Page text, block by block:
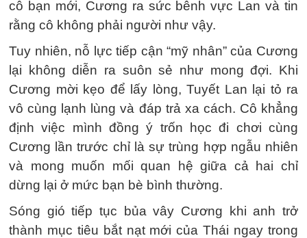
cô bạn mới, Cương ra sức bênh vực Lan và tin
rằng cô không phải người như vậy.
Tuy nhiên, nỗ lực tiếp cận “mỹ nhân” của Cương
lại không diễn ra suôn sẻ như mong đợi. Khi
Cương mời kẹo để lấy lòng, Tuyết Lan lại tỏ ra
vô cùng lạnh lùng và đáp trả xa cách. Cô khẳng
định việc mình đồng ý trốn học đi chơi cùng
Cương lần trước chỉ là sự trùng hợp ngẫu nhiên
và mong muốn mối quan hệ giữa cả hai chỉ
dừng lại ở mức bạn bè bình thường.
Sóng gió tiếp tục bủa vây Cương khi anh trở
thành mục tiêu bắt nạt mới của Thái ngay trong